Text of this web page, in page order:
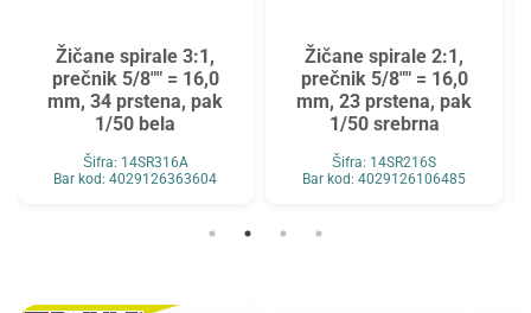
Žičane spirale 3:1,
prečnik 5/8"" = 16,0
mm, 34 prstena, pak
1/50 bela
Šifra: 14SR316A
Bar kod: 4029126363604
Žičane spirale 2:1,
prečnik 5/8"" = 16,0
mm, 23 prstena, pak
1/50 srebrna
Šifra: 14SR216S
Bar kod: 4029126106485